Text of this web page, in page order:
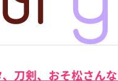
刀剣、おそ松さん